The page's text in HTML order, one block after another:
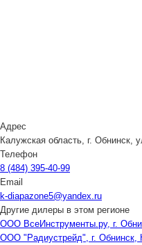
Адрес
Калужская область, г.
Телефон
8 (484) 395-40-99
Email
k-diapazone5@yandex.ru
Другие дилеры в этом регионе
ООО ВсеИнструменты.ру, г.
ООО "Радиустрейд", г. Обнинск,